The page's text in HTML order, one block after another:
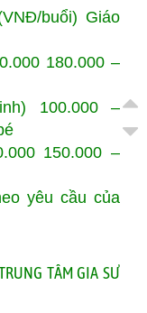
buổi) Giáo
180.000 –
100.000 –
150.000 –
yêu cầu của
TÂM GIA SƯ